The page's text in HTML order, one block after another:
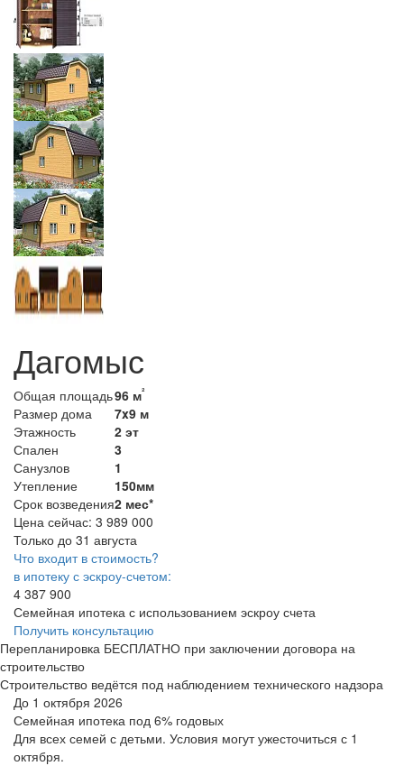
Дагомыс
Общая площадь96 м²
Размер дома
7x9 м
Этажность
2 эт
Спален
3
Санузлов
1
Утепление
150мм
Срок возведения2 мес*
Цена сейчас: 3 989 000
Только до 31 августа
Что входит в стоимость?
в ипотеку с эскроу-счетом:
4 387 900
Семейная ипотека с использованием эскроу счета
Получить консультацию
Перепланировка БЕСПЛАТНО при заключении договора на
строительство
Строительство ведётся под наблюдением технического надзора
До 1 октября 2026
Семейная ипотека под 6% годовых
Для всех семей с детьми. Условия могут ужесточиться с 1
октября.